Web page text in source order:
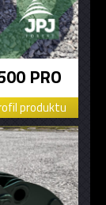
PRO
produktu